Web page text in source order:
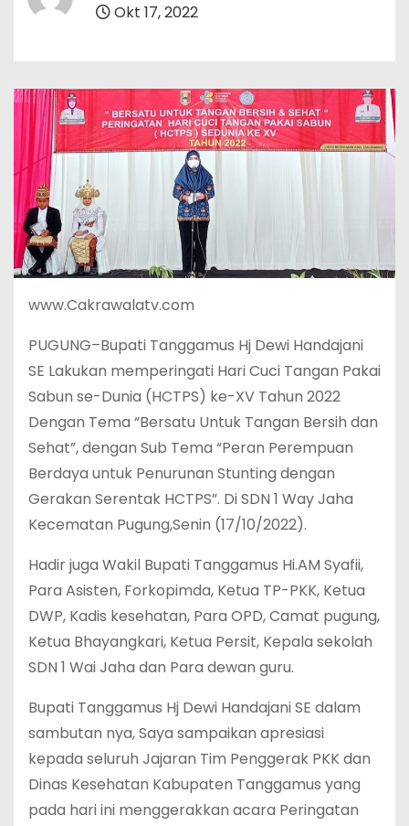
Okt 17, 2022
www.Cakrawalatv.com
PUGUNG–Bupati Tanggamus Hj Dewi Handajani
SE Lakukan memperingati Hari Cuci Tangan Pakai
Sabun se-Dunia (HCTPS) ke-XV Tahun 2022
Dengan Tema “Bersatu Untuk Tangan Bersih dan
Sehat”, dengan Sub Tema “Peran Perempuan
Berdaya untuk Penurunan Stunting dengan
Gerakan Serentak HCTPS”. Di SDN 1 Way Jaha
Kecematan Pugung,Senin (17/10/2022).
Hadir juga Wakil Bupati Tanggamus Hi.AM Syafii,
Para Asisten, Forkopimda, Ketua TP-PKK, Ketua
DWP, Kadis kesehatan, Para OPD, Camat pugung,
Ketua Bhayangkari, Ketua Persit, Kepala sekolah
SDN 1 Wai Jaha dan Para dewan guru.
Bupati Tanggamus Hj Dewi Handajani SE dalam
sambutan nya, Saya sampaikan apresiasi
kepada seluruh Jajaran Tim Penggerak PKK dan
Dinas Kesehatan Kabupaten Tanggamus yang
pada hari ini menggerakkan acara Peringatan